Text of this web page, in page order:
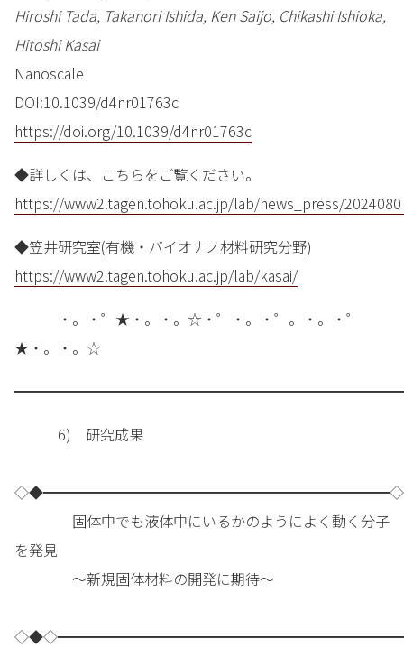
Hiroshi Tada, Takanori Ishida, Ken Saijo, Chikashi Ishioka,
Hitoshi Kasai
Nanoscale
DOI:10.1039/d4nr01763c
https://doi.org/10.1039/d4nr01763c
◆詳しくは、こちらをご覧ください。
https://www2.tagen.tohoku.ac.jp/lab/news_press/
◆笠井研究室(有機・バイオナノ材料研究分野)
https://www2.tagen.tohoku.ac.jp/lab/kasai/
・。・゜★・。・。☆・゜・。・゜。・。・゜
★・。・。☆
6) 研究成果
固体中でも液体中にいるかのようによく動く分子
を発見
～新規固体材料の開発に期待～